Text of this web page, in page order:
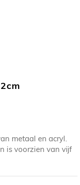
metaal en acryl.
is voorzien van vijf